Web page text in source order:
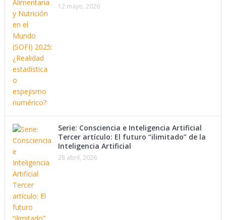
12 mayo, 2026
Serie: Consciencia e Inteligencia Artificial
Tercer artículo: El futuro “ilimitado” de la
Inteligencia Artificial
28 abril, 2026